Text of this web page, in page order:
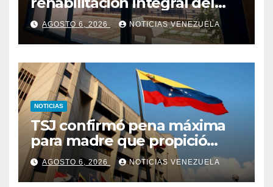
Hospital El Algodonal en
Caracas
AGOSTO 6, 2026 NOTICIAS VENEZUELA
NOTICIAS
TSJ confirmó pena máxima
para madre que propició
abuso y asesinato de su hijo
AGOSTO 6, 2026 NOTICIAS VENEZUELA